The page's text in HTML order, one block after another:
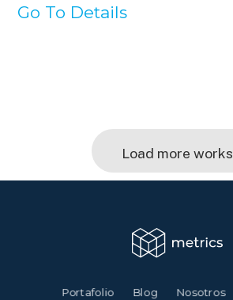
Go To Details
Load more works
Portafolio Blog Nosotros